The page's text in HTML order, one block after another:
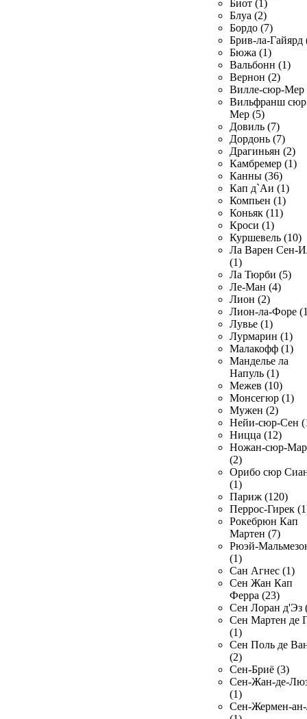
Биот (1)
Блуа (2)
Бордо (7)
Брив-ла-Гайярд
Бюжа (1)
Вальбонн (1)
Вернон (2)
Вилле-сюр-Мер
Вильфранш сюр
Мер (5)
Довиль (7)
Дордонь (7)
Драгиньян (2)
Камбремер (1)
Канны (36)
Кап д`Аи (1)
Компьен (1)
Коньяк (11)
Кроси (1)
Куршевель (10)
Ла Варен Сен-
(1)
Ла Тюрби (5)
Ле-Ман (4)
Лион (2)
Лион-ла-Форе
Лувье (1)
Лурмарин (1)
Малакофф (1)
Манделье ла
Напуль (1)
Межев (10)
Монсегюр (1)
Мужен (2)
Нейи-сюр-Сен
Ницца (12)
Ножан-сюр-
(2)
Орибо сюр
(1)
Париж (120)
Перрос-Гирек
Рокебрюн Кап
Мартен (7)
Рюэй-
(1)
Сан Агнес (1)
Сен Жан Кап
Ферра (23)
Сен Лоран д'Эз
Сен Мартен де
(1)
Сен Поль де
(2)
Сен-Бриё (3)
Сен-Жан-де-
(1)
Сен-Жермен-